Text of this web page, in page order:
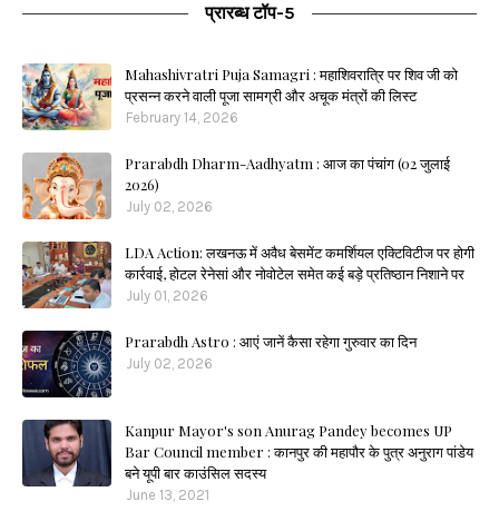
प्रारब्ध टॉप-5
Mahashivratri Puja Samagri : महाशिवरात्रि पर शिव जी को
प्रसन्न करने वाली पूजा सामग्री और अचूक मंत्रों की लिस्ट
February 14, 2026
Prarabdh Dharm-Aadhyatm : आज का पंचांग (02 जुलाई
2026)
July 02, 2026
LDA Action: लखनऊ में अवैध बेसमेंट कमर्शियल एक्टिविटीज पर होगी
कार्रवाई, होटल रेनेसां और नोवोटेल समेत कई बड़े प्रतिष्ठान निशाने पर
July 01, 2026
Prarabdh Astro : आएं जानें कैसा रहेगा गुरुवार का दिन
July 02, 2026
Kanpur Mayor's son Anurag Pandey becomes UP
Bar Council member : कानपुर की महापौर के पुत्र अनुराग पांडेय
बने यूपी बार काउंसिल सदस्य
June 13, 2021